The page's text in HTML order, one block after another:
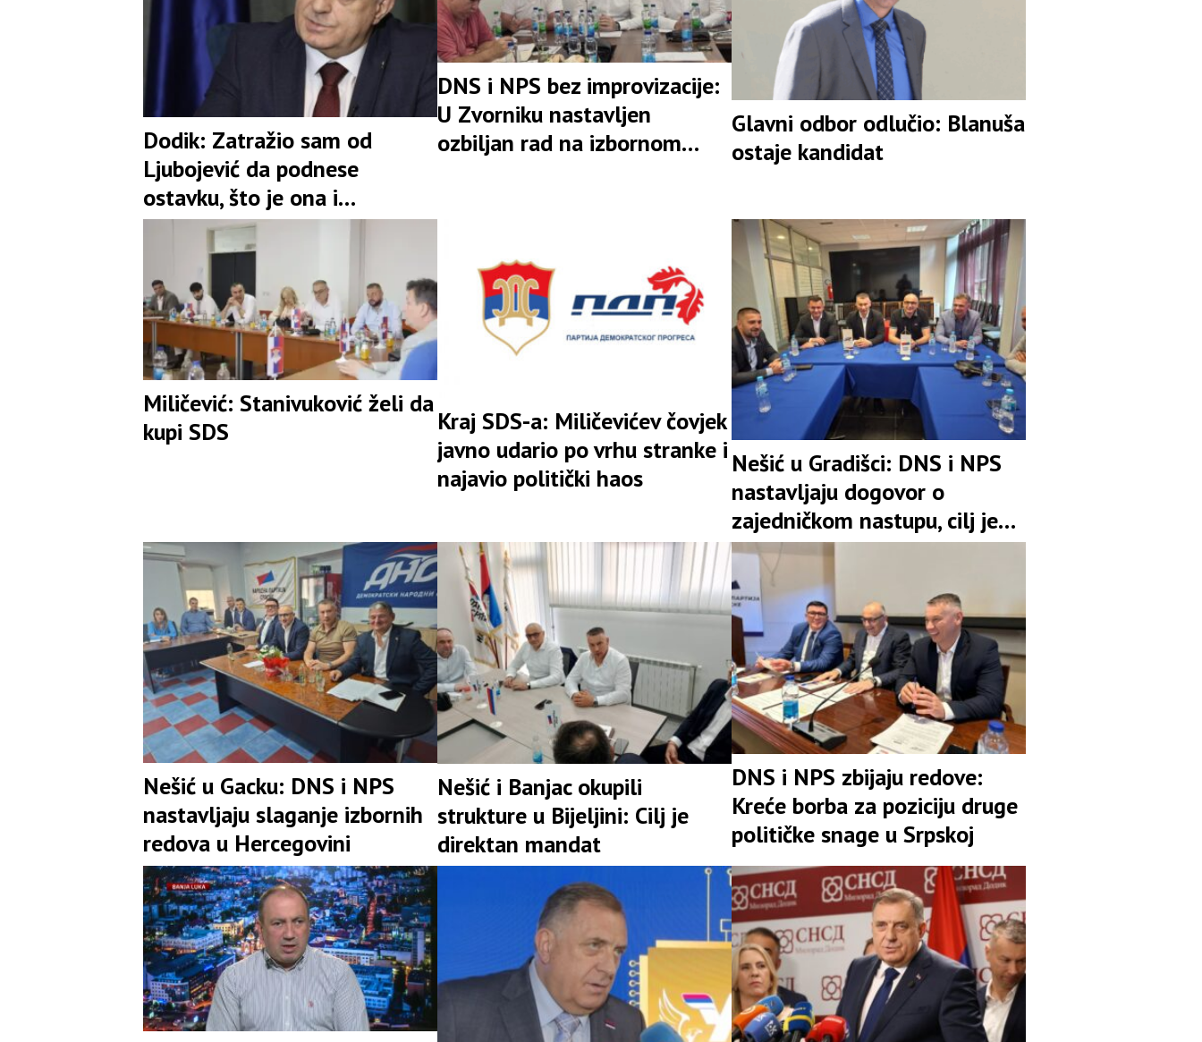
Dodik: Zatražio sam od
Ljubojević da podnese
ostavku, što je ona i
prihvatila
DNS i NPS bez improvizacije:
U Zvorniku nastavljen
ozbiljan rad na izbornom
Glavni odbor odlučio: Blanuša
ostaje kandidat
Miličević: Stanivuković želi da
kupi SDS
Kraj SDS-a: Miličevićev čovjek
javno udario po vrhu stranke i
najavio politički haos
Nešić u Gradišci: DNS i NPS
nastavljaju dogovor o
zajedničkom nastupu, cilj je
snažna pozicija u koaliciji
Nešić u Gacku: DNS i NPS
nastavljaju slaganje izbornih
redova u Hercegovini
Nešić i Banjac okupili
strukture u Bijeljini: Cilj je
direktan mandat
DNS i NPS zbijaju redove:
Kreće borba za poziciju druge
političke snage u Srpskoj